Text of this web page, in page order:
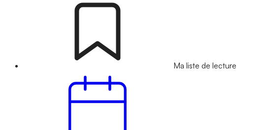
Ma liste de lecture